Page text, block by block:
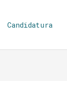
Candidatura